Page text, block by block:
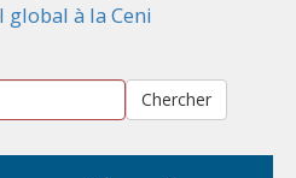
à la Ceni
Chercher